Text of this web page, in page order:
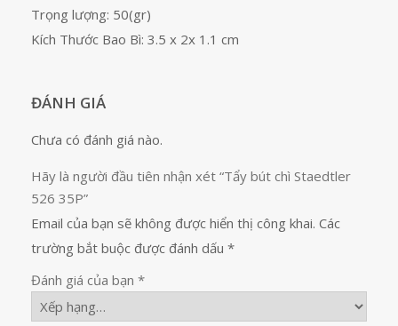
Trọng lượng: 50(gr)
Kích Thước Bao Bì: 3.5 x 2x 1.1 cm
ĐÁNH GIÁ
Chưa có đánh giá nào.
Hãy là người đầu tiên nhận xét “Tẩy bút chì Staedtler
526 35P”
Email của bạn sẽ không được hiển thị công khai. Các
trường bắt buộc được đánh dấu *
Đánh giá của bạn *